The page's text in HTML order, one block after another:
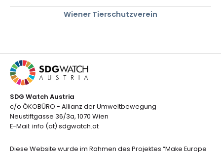
Wiener Tierschutzverein
SDG Watch Austria
c/o ÖKOBÜRO - Allianz der Umweltbewegung
Neustiftgasse 36/3a, 1070 Wien
E-Mail: info (at) sdgwatch.at
Diese Website wurde im Rahmen des Projektes “Make Europe